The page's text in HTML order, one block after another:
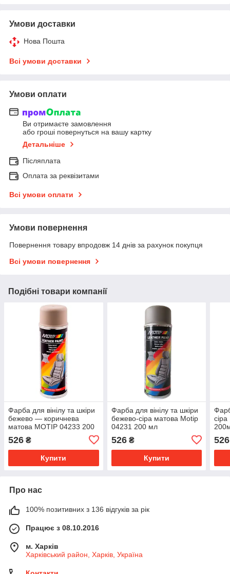
Умови доставки
Нова Пошта
Всі умови доставки
Умови оплати
Ви отримаєте замовлення
або гроші повернуться на вашу картку
Детальніше
Післяплата
Оплата за реквізитами
Всі умови оплати
Умови повернення
Повернення товару впродовж 14 днів за рахунок покупця
Всі умови повернення
Подібні товари компанії
Фарба для вінілу та шкіри
бежево — коричнева
матова MOTIP 04233 200
526 ₴
Купити
Фарба для вінілу та шкіри
бежево-сіра матова Motip
04231 200 мл
526₴
Купити
526
Про нас
100% позитивних з 136 відгуків за рік
Працює з 08.10.2016
м. Харків
Харківський район, Харків, Україна